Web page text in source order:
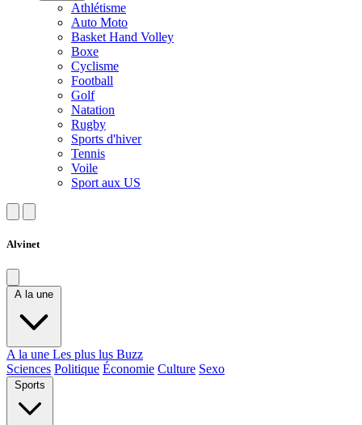
Athlétisme
Auto Moto
Basket Hand Volley
Boxe
Cyclisme
Football
Golf
Natation
Rugby
Sports d'hiver
Tennis
Voile
Sport aux US
Alvinet
A la une
A la une Les plus lus Buzz
Sciences Politique Économie Culture Sexo
Sports